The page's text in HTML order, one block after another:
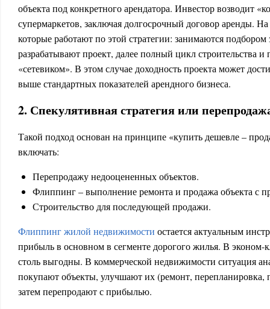
объекта под конкретного арендатора. Инвестор возводит
супермаркетов, заключая долгосрочный договор аренды.
которые работают по этой стратегии: занимаются подбором
разрабатывают проект, далее полный цикл строительства
«сетевиком». В этом случае доходность проекта может
выше стандартных показателей арендного бизнеса.
2. Спекулятивная стратегия или
Такой подход основан на принципе «купить дешевле –
включать:
Перепродажу недооцененных объектов.
Флиппинг – выполнение ремонта и продажа объекта с
Строительство для последующей продажи.
Флиппинг жилой недвижимости остается актуальным
прибыль в основном в сегменте дорогого жилья. В эконом-
столь выгодны. В коммерческой недвижимости ситуация
покупают объекты, улучшают их (ремонт, перепланировка,
затем перепродают с прибылью.